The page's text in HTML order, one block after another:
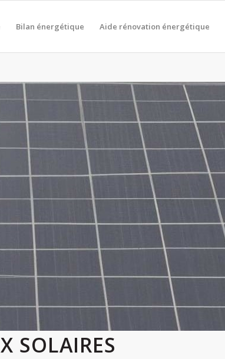
Bilan énergétique Aide rénovation énergétique
SOLAIRES